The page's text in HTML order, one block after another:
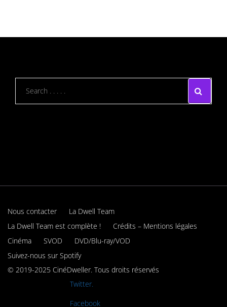
Nous contacter
La Dwell Team
La Dwell Team est complète !
Crédits – Mentions légales
Cinéma
SVOD
DVD/Blu-ray/VOD
Suivez-nous sur Spotify
© 2019-2025 CinéDweller. Tous droits réservés
Twitter.
Facebook